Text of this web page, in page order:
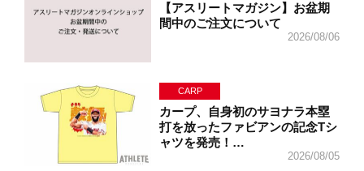
【アスリートマガジン】お盆期
間中のご注文について
2026/08/06
CARP
カープ、自身初のサヨナラ本塁
打を放ったファビアンの記念Tシ
ャツを発売！…
2026/08/05